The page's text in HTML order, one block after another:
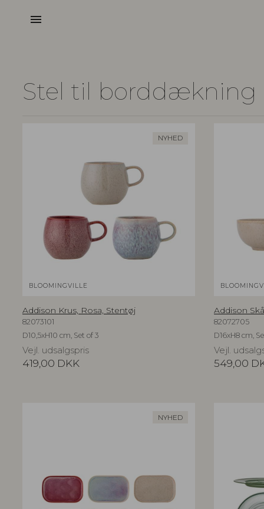
menu
Stel til borddækning
NYHED
BLOOMINGVILLE
Addison Krus, Rosa, Stentøj
82073101
D10,5xH10 cm, Set of 3
Vejl. udsalgspris
419,00 DKK
Addison
82072705
D16xH8 cm,
Vejl.
549,00
NYHED